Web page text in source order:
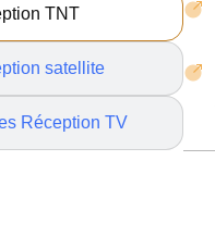
TNT
satellite
Réception TV